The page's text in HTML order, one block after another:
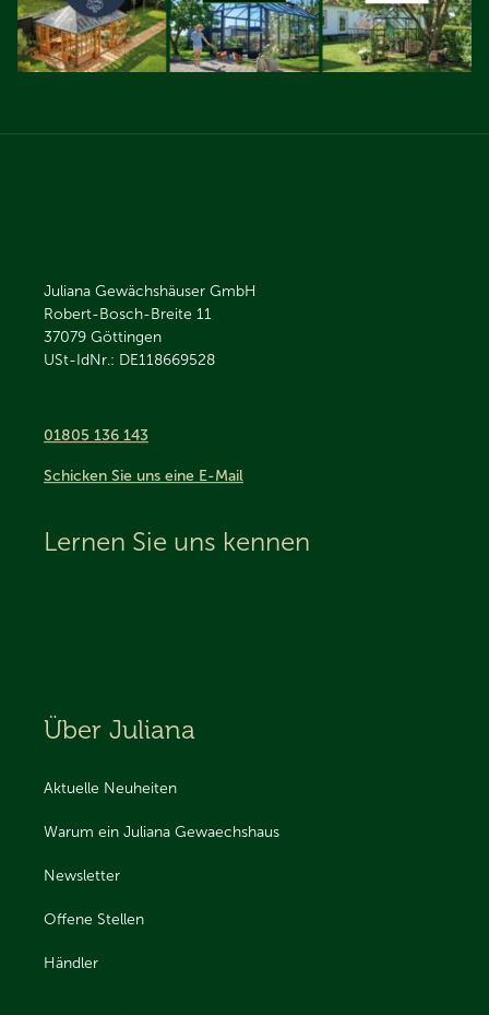
Juliana Gewächshäuser GmbH
Robert-Bosch-Breite 11
37079 Göttingen
USt-IdNr.: DE118669528
01805 136 143
Schicken Sie uns eine E-Mail
Lernen Sie uns kennen
Über Juliana
Aktuelle Neuheiten
Warum ein Juliana Gewaechshaus
Newsletter
Offene Stellen
Händler